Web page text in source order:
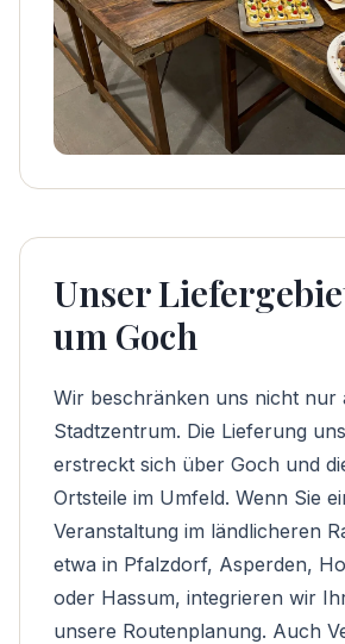
Unser
um Goch
Wir beschränken uns nicht nur
Stadtzentrum. Die Lieferung
erstreckt sich über Goch und
Ortsteile im Umfeld. Wenn Sie
Veranstaltung im ländlicheren
etwa in Pfalzdorf, Asperden,
oder Hassum, integrieren wir
unsere Routenplanung. Auch